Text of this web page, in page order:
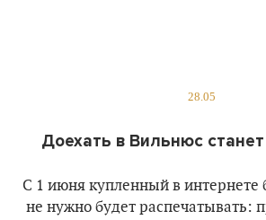
28.05
Доехать в Вильнюс
С 1 июня купленный в интернете
не нужно будет распечатывать: